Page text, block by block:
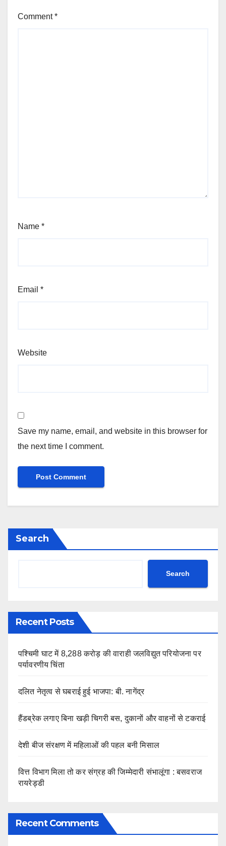
Comment*
Name *
Email *
Website
Save my name, email, and website in this browser for
the next time I comment.
Search
Search
Recent Posts
पश्चिमी घाट में 8,288 करोड़ की वाराही जलविद्युत परियोजना पर
पर्यावरणीय चिंता
दलित नेतृत्व से घबराई हुई भाजपा: बी. नागेंद्र
हैंडब्रेक लगाए बिना खड़ी चिगरी बस, दुकानों और वाहनों से टकराई
देशी बीज संरक्षण में महिलाओं की पहल बनी मिसाल
वित्त विभाग मिला तो कर संग्रह की जिम्मेदारी संभालूंगा : बसवराज
रायरेड्डी
Recent Comments